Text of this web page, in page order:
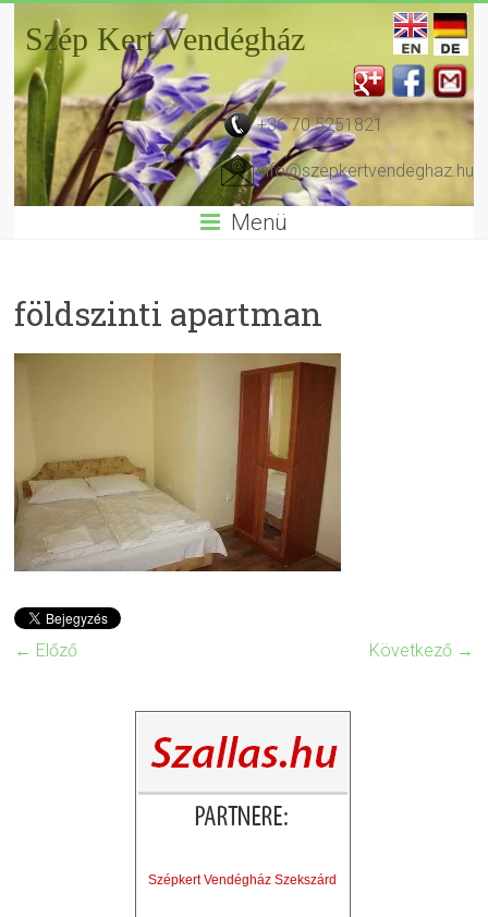
Szép Kert Vendégház
+36 70 5251821
info@szepkertvendeghaz.hu
Menü
földszinti apartman
← Előző Következő →
Szépkert Vendégház Szekszárd